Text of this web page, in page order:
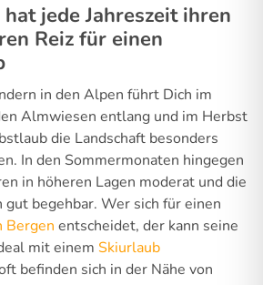
jede Jahreszeit ihren
Reiz für einen
in den Alpen führt Dich im
Almwiesen entlang und im Herbst
die Landschaft besonders
In den Sommermonaten hingegen
in höheren Lagen moderat und die
begehbar. Wer sich für einen
Bergen entscheidet, der kann seine
mit einem Skiurlaub
befinden sich in der Nähe von